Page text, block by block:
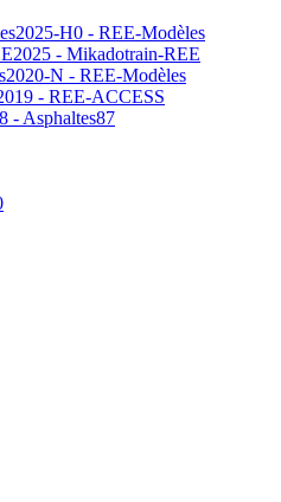
2025-H0 - REE-Modèles
2025 - Mikadotrain-REE
2020-N - REE-Modèles
- REE-ACCESS
- Asphaltes87